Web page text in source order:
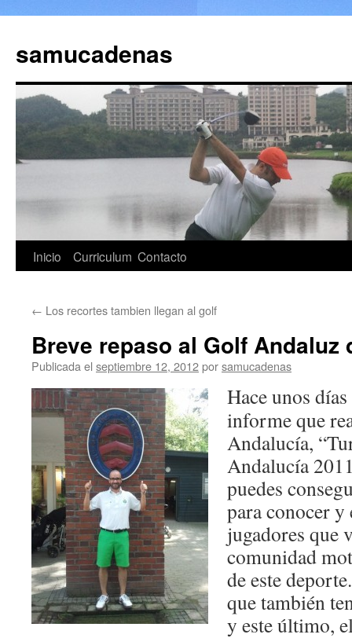
contenido
samucadenas
Inicio Curriculum Contacto
← Los recortes tambien llegan al golf
Breve repaso al Golf Andaluz
Publicada el septiembre 12, 2012porsamucadenas
Hace unos
informe que
Andalucía,
Andalucía
puedes
para conocer y
jugadores que
comunidad
de este
que también
y este último,